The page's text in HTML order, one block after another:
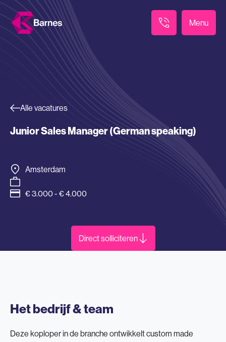
Menu
Alle vacatures
Junior Sales Manager (German speaking)
Amsterdam
€ 3.000 - € 4.000
Direct solliciteren
Het bedrijf & team
Deze koploper in de branche ontwikkelt custom made